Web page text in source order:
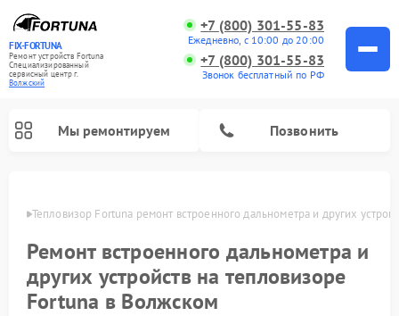
FIX-FORTUNA
Ремонт устройств Fortuna
Специализированный
cервисный центр г.
Волжский
+7 (800) 301-55-83
Ежедневно, с 10:00 до 20:00
+7 (800) 301-55-83
Звонок бесплатный по РФ
Мы ремонтируем Позвонить
Тепловизор Fortuna ремонт встроенного дальнометра и других
Ремонт встроенного дальнометра и
других устройств на тепловизоре
Fortuna в Волжском